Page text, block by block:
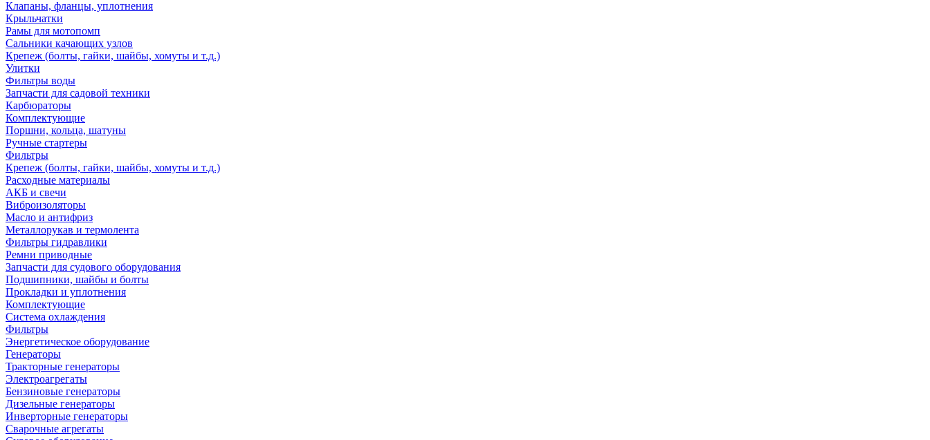
Клапаны, фланцы, уплотнения
Крыльчатки
Рамы для мотопомп
Сальники качающих узлов
Крепеж (болты, гайки, шайбы, хомуты и т.д.)
Улитки
Фильтры воды
Запчасти для садовой техники
Карбюраторы
Комплектующие
Поршни, кольца, шатуны
Ручные стартеры
Фильтры
Крепеж (болты, гайки, шайбы, хомуты и т.д.)
Расходные материалы
АКБ и свечи
Виброизоляторы
Масло и антифриз
Металлорукав и термолента
Фильтры гидравлики
Ремни приводные
Запчасти для судового оборудования
Подшипники, шайбы и болты
Прокладки и уплотнения
Комплектующие
Система охлаждения
Фильтры
Энергетическое оборудование
Генераторы
Тракторные генераторы
Электроагрегаты
Бензиновые генераторы
Дизельные генераторы
Инверторные генераторы
Сварочные агрегаты